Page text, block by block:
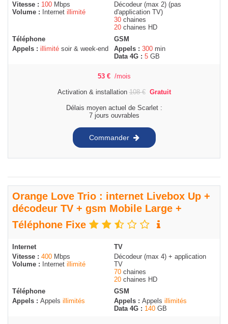
Vitesse : 100 Mbps
Volume :
Internet illimité
Décodeur (max 2) (pas
d'application TV)
30 chaines
20 chaines HD
Téléphone
Appels : illimité soir & week-end
GSM
Appels : 300 min
Data 4G : 5 GB
53 € /mois
Activation & installation108€ Gratuit
Délais moyen actuel de Scarlet :
7 jours ouvrables
Commander
Orange Love Trio : internet Livebox Up +
décodeur TV + gsm Mobile Large +
Téléphone Fixe
Internet
Vitesse : 400 Mbps
Volume :
Internet illimité
TV
Décodeur (max 4) + application
TV
70 chaines
20 chaines HD
Téléphone
Appels : Appels illimités
GSM
Appels : Appels illimités
Data 4G : 140 GB